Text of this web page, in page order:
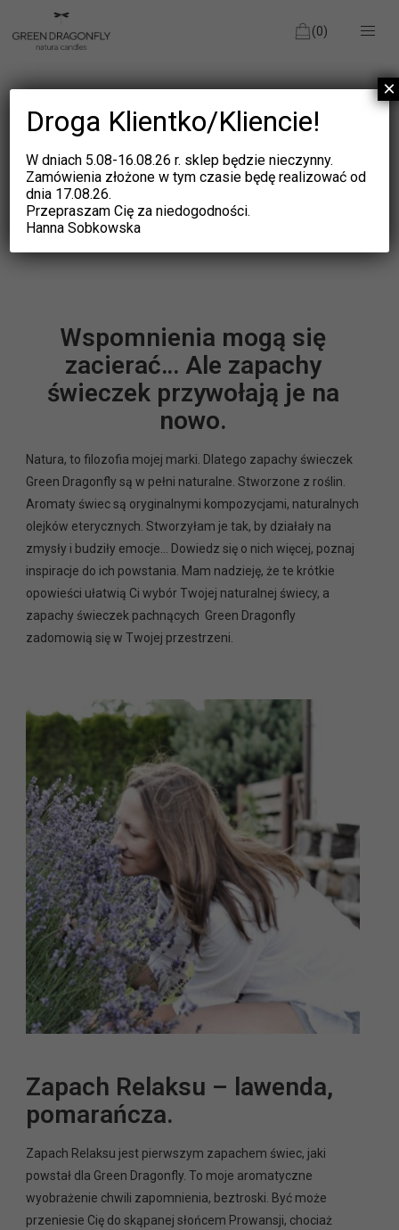
(0)
ZAPACHY ŚWIECZEK GREEN
DRAGONFLY – POZNAJ JE.
Wspomnienia mogą się
zacierać… Ale zapachy
świeczek przywołają je na
nowo.
Natura, to filozofia mojej marki. Dlatego zapachy świeczek
Green Dragonfly są w pełni naturalne. Stworzone z roślin.
Aromaty świec są oryginalnymi kompozycjami, naturalnych
olejków eterycznych. Stworzyłam je tak, by działały na
zmysły i budziły emocje… Dowiedz się o nich więcej, poznaj
inspiracje do ich powstania. Mam nadzieję, że te krótkie
opowieści ułatwią Ci wybór Twojej naturalnej świecy, a
zapachy świeczek pachnących Green Dragonfly
zadomowią się w Twojej przestrzeni.
Zapach Relaksu – lawenda,
pomarańcza.
Zapach Relaksu jest pierwszym zapachem świec, jaki
powstał dla Green Dragonfly. To moje aromatyczne
wyobrażenie chwili zapomnienia, beztroski. Być może
przeniesie Cię do skąpanej słońcem Prowansji, chociaż
Droga Klientko/Kliencie!
W dniach 5.08-16.08.26 r. sklep będzie nieczynny.
Zamówienia złożone w tym czasie będę realizować od
dnia 17.08.26.
Przepraszam Cię za niedogodności.
Hanna Sobkowska
×